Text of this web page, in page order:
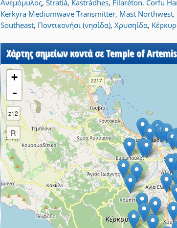
Ανεμόμυλος, Stratiá, Kastrádhes, Filaréton, Corfu
Kerkyra Mediumwave Transmitter, Mast Northwest,
Southeast, Ποντικονήσι (νησίδα), Χρυσηίδα,
Χάρτης σημείων κοντά σε Temple of
+
-
z12
R